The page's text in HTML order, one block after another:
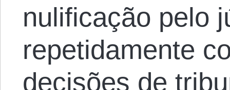
nulificação pelo
repetidamente
decisões de